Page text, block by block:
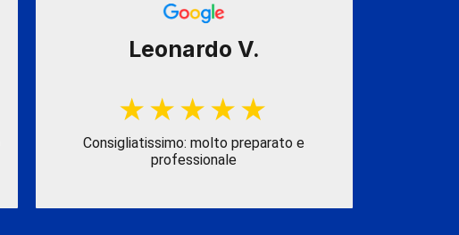
Leonardo V.
Consigliatissimo: molto preparato e
professionale